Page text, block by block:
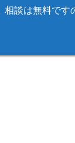
談は無料です